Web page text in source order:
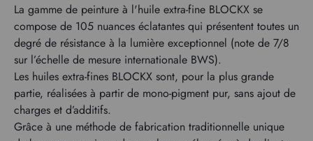
La gamme de peinture à l'huile extra-fine BLOCKX se
compose de 105 nuances éclatantes qui présentent toutes un
degré de résistance à la lumière exceptionnel (note de 7/8
sur l’échelle de mesure internationale BWS).
Les huiles extra-fines BLOCKX sont, pour la plus grande
partie, réalisées à partir de mono-pigment pur, sans ajout de
charges et d’additifs.
Grâce à une méthode de fabrication traditionnelle unique